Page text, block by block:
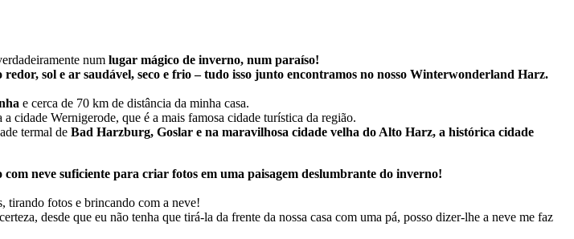
num lugar mágico de inverno, num paraíso!
sol e ar saudável, seco e frio – tudo isso junto encontramos no nosso Winterwonderland Harz.
e cerca de 70 km de distância da minha casa.
a cidade Wernigerode, que é a mais famosa cidade turística da região.
termal de Bad Harzburg, Goslar e na maravilhosa cidade velha do Alto Harz, a histórica cidade
neve suficiente para criar fotos em uma paisagem deslumbrante do inverno!
tirando fotos e brincando com a neve!
desde que eu não tenha que tirá-la da frente da nossa casa com uma pá, posso dizer-lhe a neve me faz